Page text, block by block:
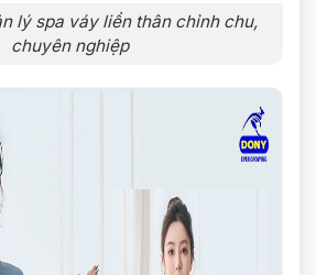
lý spa váy liền thân chỉnh chu,
chuyên nghiệp